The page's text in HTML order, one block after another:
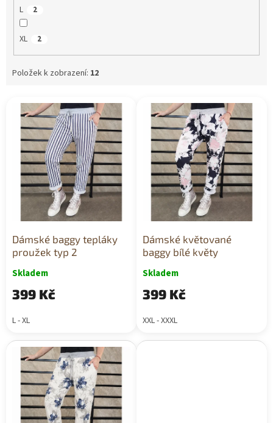
L 2
XL 2
Položek k zobrazení: 12
Dámské baggy tepláky
proužek typ 2
Skladem
399 Kč
L - XL
Dámské květované
baggy bílé květy
Skladem
399 Kč
XXL - XXXL